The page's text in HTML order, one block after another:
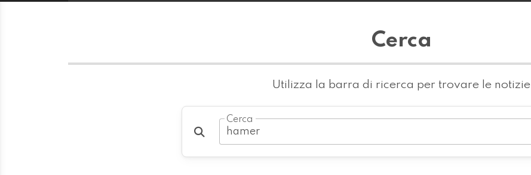
Cerca
Utilizza la barra di ricerca per trovare le notizie
Cerca